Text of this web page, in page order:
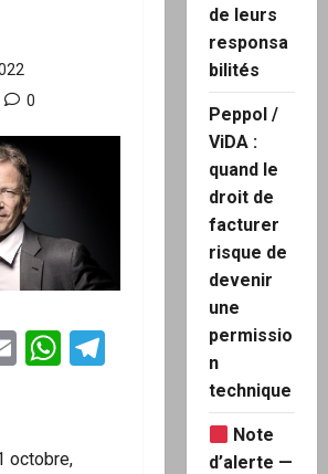
0
EmailWhatsApp
Telegram
octobre,
de leurs
responsa
bilités
Peppol /
ViDA :
quand le
droit de
facturer
risque de
devenir
une
permissio
n
technique
Note
d’alerte —